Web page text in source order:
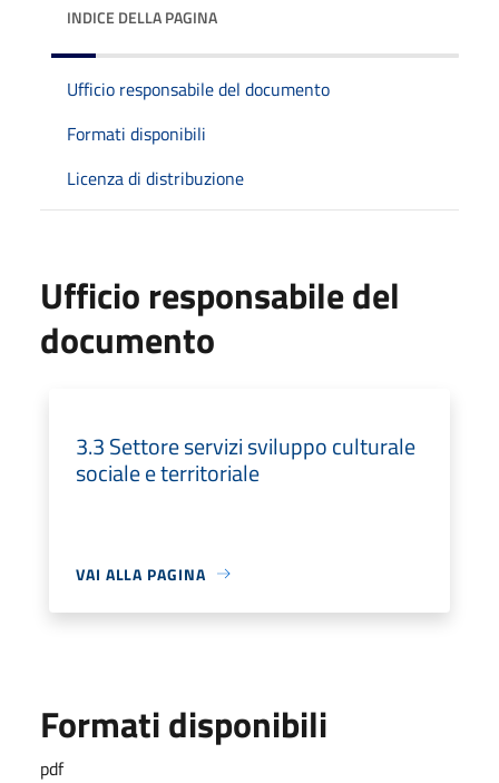
INDICE DELLA PAGINA
Ufficio responsabile del documento
Formati disponibili
Licenza di distribuzione
Ufficio responsabile del
documento
3.3 Settore servizi sviluppo culturale
sociale e territoriale
VAI ALLA PAGINA
Formati disponibili
pdf